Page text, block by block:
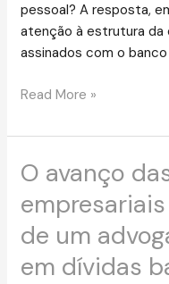
pessoal? A resposta,
atenção à estrutura
assinados com o banco
Read More »
O avanço
de um
em dívidas
O
das
dívidas
e